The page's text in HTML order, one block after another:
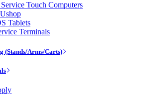
Touch Computers
Tablets
Terminals
(Stands/Arms/Carts)